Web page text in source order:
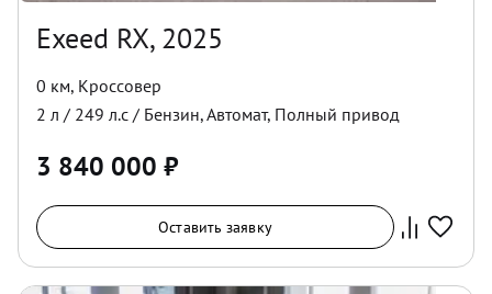
Exeed RX, 2025
0 км, Кроссовер
2 л / 249 л.с / Бензин,Автомат, Полный привод
3 840 000 ₽
Оставить заявку